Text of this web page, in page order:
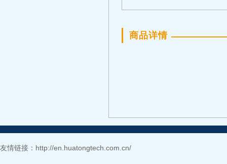
商品详情
友情链接： http://en.huatongtech.com.cn/